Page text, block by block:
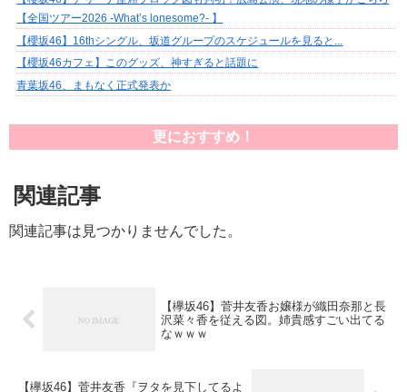
【全国ツアー2026 -What’s lonesome?- 】
【櫻坂46】16thシングル、坂道グループのスケジュールを見ると...
【櫻坂46カフェ】このグッズ、神すぎると話題に
青葉坂46、まもなく正式発表か
更におすすめ！
関連記事
関連記事は見つかりませんでした。
【欅坂46】菅井友香お嬢様が織田奈那と長
沢菜々香を従える図。姉貴感すごい出てる
なｗｗｗ
【欅坂46】菅井友香『ヲタを見下してるよ